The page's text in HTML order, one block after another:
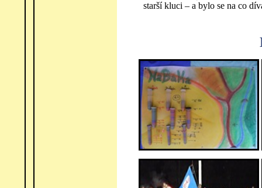
starší kluci – a bylo se na co